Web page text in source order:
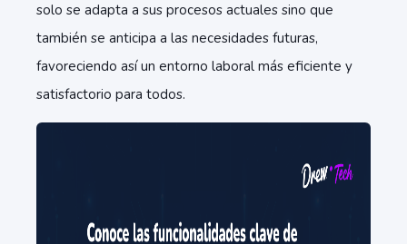
solo se adapta a sus procesos actuales sino que
también se anticipa a las necesidades futuras,
favoreciendo así un entorno laboral más eficiente y
satisfactorio para todos.